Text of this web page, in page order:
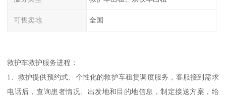
可售卖地 全国
救护车救护服务进程：
1、救护提供预约式、个性化的救护车租赁调度服务，客服接到需求
电话后，查询患者情况、出发地和目的地信息，制定接送方案，给